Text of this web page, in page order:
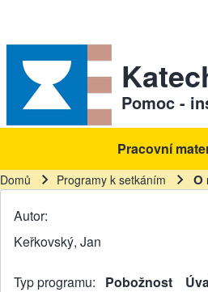
Sekundární
Pomoc -
Hlavní
Pracovní
Drobečková
Domů Programy k setkáním O
Autor
Keřkovský, Jan
Typ programu Pobožnost